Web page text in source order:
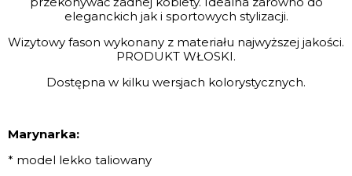
eleganckich jak i sportowych stylizacji.
Wizytowy fason wykonany z materiału najwyższej jakości.
PRODUKT WŁOSKI.
Dostępna w kilku wersjach kolorystycznych.
Marynarka:
* model lekko taliowany